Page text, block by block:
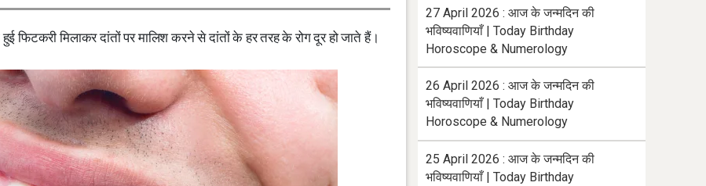
फिटकरी मिलाकर दांतों पर मालिश करने से दांतों के हर तरह के रोग दूर हो जाते हैं।
27 April 2026 : आज के जन्मदिन की
भविष्यवाणियाँ | Today Birthday
Horoscope & Numerology
26 April 2026 : आज के जन्मदिन की
भविष्यवाणियाँ | Today Birthday
Horoscope & Numerology
25 April 2026 : आज के जन्मदिन की
भविष्यवाणियाँ | Today Birthday